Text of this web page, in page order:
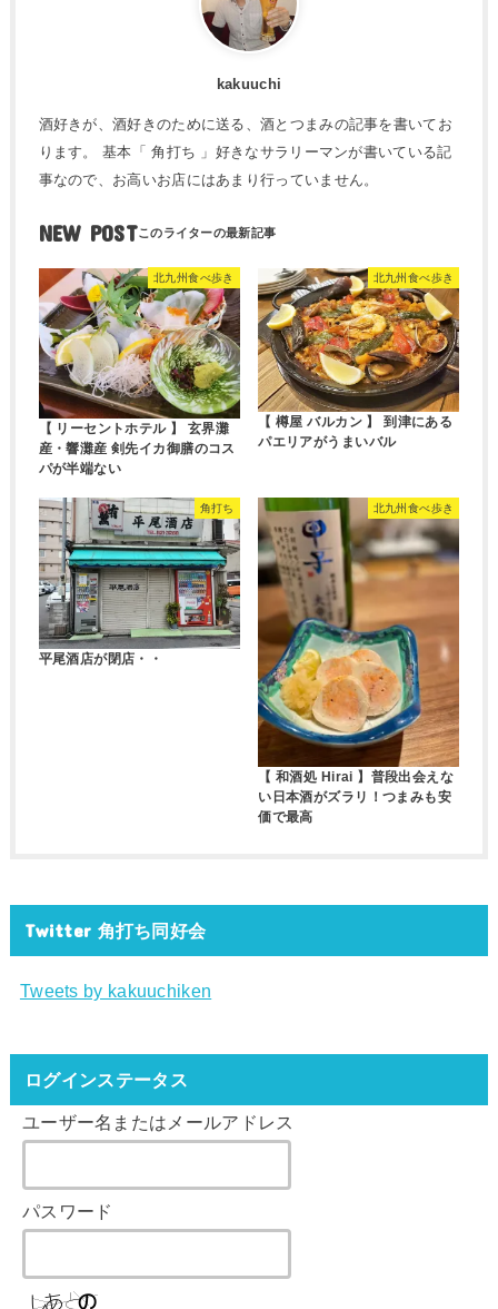
kakuuchi
酒好きが、酒好きのために送る、酒とつまみの記事を書いてお
ります。 基本「 角打ち 」好きなサラリーマンが書いている記
事なので、お高いお店にはあまり行っていません。
NEW POST
北九州食べ歩き
【 リーセントホテル 】 玄界灘
産・響灘産 剣先イカ御膳のコス
パが半端ない
北九州食べ歩き
【 樽屋 バルカン 】 到津にある
パエリアがうまいバル
角打ち
平尾酒店が閉店・・
北九州食べ歩き
【 和酒処 Hirai 】普段出会えな
い日本酒がズラリ！つまみも安
価で最高
Twitter 角打ち同好会
Tweets by kakuuchiken
ログインステータス
ユーザー名またはメールアドレス
パスワード